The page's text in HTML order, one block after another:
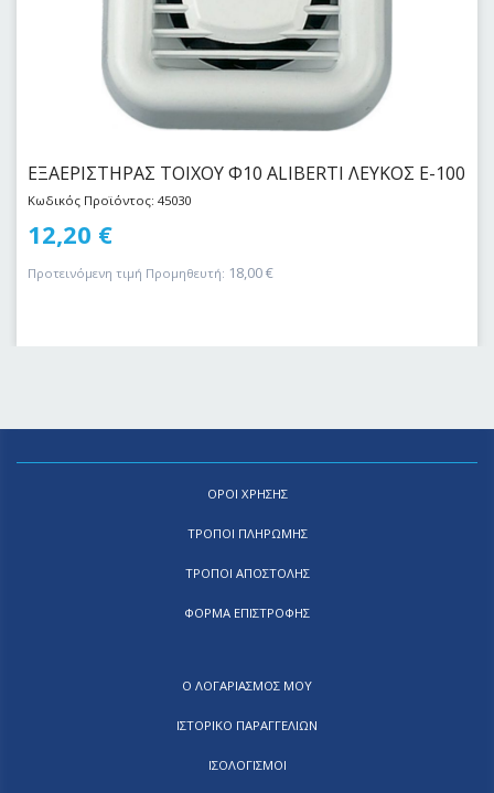
ΕΞΑΕΡΙΣΤΗΡΑΣ ΤΟΙΧΟΥ Φ10 ALIBERTI ΛΕΥΚΟΣ E-100
Κωδικός Προϊόντος: 45030
12,20 €
Προτεινόμενη τιμή Προμηθευτή: 18,00€
ΟΡΟΙ ΧΡΗΣΗΣ
ΤΡΟΠΟΙ ΠΛΗΡΩΜΗΣ
ΤΡΟΠΟΙ ΑΠΟΣΤΟΛΗΣ
ΦΟΡΜΑ ΕΠΙΣΤΡΟΦΗΣ
Ο ΛΟΓΑΡΙΑΣΜΟΣ ΜΟΥ
ΙΣΤΟΡΙΚΟ ΠΑΡΑΓΓΕΛΙΩΝ
ΙΣΟΛΟΓΙΣΜΟΙ